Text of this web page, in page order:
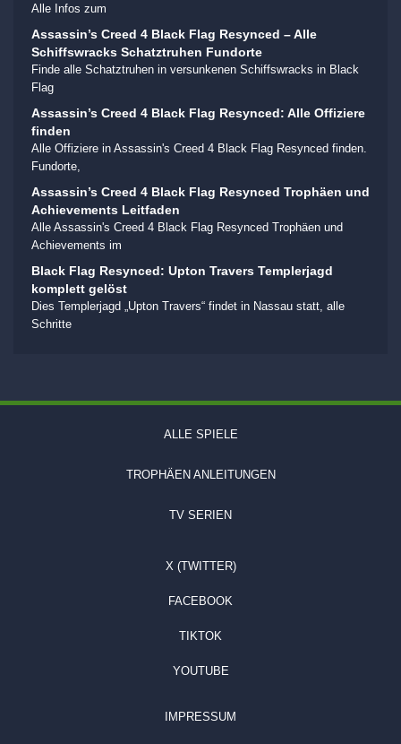
Alle Infos zum
Assassin’s Creed 4 Black Flag Resynced – Alle
Schiffswracks Schatztruhen Fundorte
Finde alle Schatztruhen in versunkenen Schiffswracks in Black
Flag
Assassin’s Creed 4 Black Flag Resynced: Alle Offiziere
finden
Alle Offiziere in Assassin's Creed 4 Black Flag Resynced finden.
Fundorte,
Assassin’s Creed 4 Black Flag Resynced Trophäen und
Achievements Leitfaden
Alle Assassin's Creed 4 Black Flag Resynced Trophäen und
Achievements im
Black Flag Resynced: Upton Travers Templerjagd
komplett gelöst
Dies Templerjagd „Upton Travers“ findet in Nassau statt, alle
Schritte
ALLE SPIELE
TROPHÄEN ANLEITUNGEN
TV SERIEN
X (TWITTER)
FACEBOOK
TIKTOK
YOUTUBE
IMPRESSUM